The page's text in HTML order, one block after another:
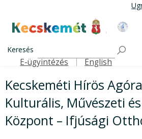
tartalomra
Kecskemét Város
Keresés
Felső navigáció
E-ügyintézés English
A szecesszió gyöngyszemei
Kecskeméti Hírös Agóra Kulturális,
Központ – Ifjúsági Otthon
Kecskeméti Hírös Agóra
Kulturális, Művészeti
Központ – Ifjúsági